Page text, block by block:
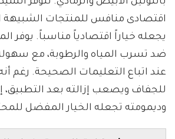
اقتصادى منافس للمنتجات الشبيهة
يجعله خياراً اقتصادياً مناسباً. يوفر
ضد تسرب المياه والرطوبة، مع
عند اتباع التعليمات الصحيحة. رغم
للجفاف ويصعب إزالته بعد التطبيق،
وديمومته تجعله الخيار المفضل